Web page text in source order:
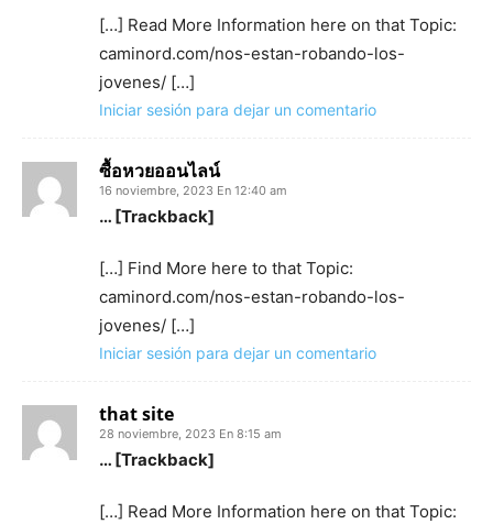
[…] Read More Information here on that Topic:
caminord.com/nos-estan-robando-los-
jovenes/ […]
Iniciar sesión para dejar un comentario
ซื้อหวยออนไลน์
16 noviembre, 2023 En 12:40 am
… [Trackback]
[…] Find More here to that Topic:
caminord.com/nos-estan-robando-los-
jovenes/ […]
Iniciar sesión para dejar un comentario
that site
28 noviembre, 2023 En 8:15 am
… [Trackback]
[…] Read More Information here on that Topic: